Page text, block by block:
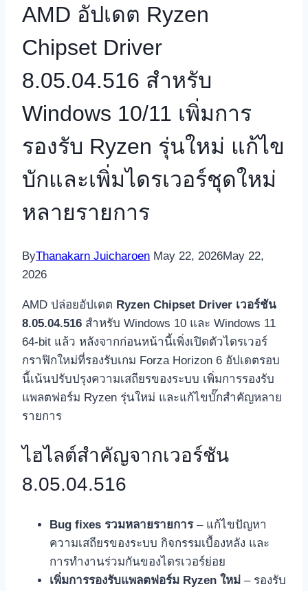
AMD อัปเดต Ryzen
Chipset Driver
8.05.04.516 สำหรับ
Windows 10/11 เพิ่มการ
รองรับ Ryzen รุ่นใหม่ แก้ไข
บักและเพิ่มไดรเวอร์ชุดใหม่
หลายรายการ
ByThanakarn Juicharoen May 22, 2026May 22,
2026
AMD ปล่อยอัปเดต Ryzen Chipset Driver เวอร์ชัน
8.05.04.516 สำหรับ Windows 10 และ Windows 11
64-bit แล้ว หลังจากก่อนหน้านี้เพิ่งเปิดตัวไดรเวอร์
กราฟิกใหม่ที่รองรับเกม Forza Horizon 6 อัปเดตรอบ
นี้เน้นปรับปรุงความเสถียรของระบบ เพิ่มการรองรับ
แพลตฟอร์ม Ryzen รุ่นใหม่ และแก้ไขบั๊กสำคัญหลาย
รายการ
ไฮไลต์สำคัญจากเวอร์ชัน
8.05.04.516
Bug fixes รวมหลายรายการ– แก้ไขปัญหา
ความเสถียรของระบบ กิจกรรมเบื้องหลัง และ
การทำงานร่วมกันของไดรเวอร์ย่อย
เพิ่มการรองรับแพลตฟอร์ม Ryzen ใหม่ – รองรับ